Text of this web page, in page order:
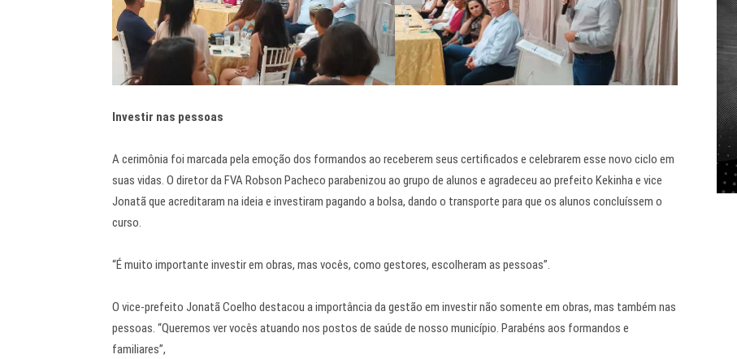
Investir nas pessoas
A cerimônia foi marcada pela emoção dos formandos ao receberem seus certificados e celebrarem esse novo ciclo em
suas vidas. O diretor da FVA Robson Pacheco parabenizou ao grupo de alunos e agradeceu ao prefeito Kekinha e vice
Jonatã que acreditaram na ideia e investiram pagando a bolsa, dando o transporte para que os alunos concluíssem o
curso.
“É muito importante investir em obras, mas vocês, como gestores, escolheram as pessoas”.
O vice-prefeito Jonatã Coelho destacou a importância da gestão em investir não somente em obras, mas também nas
pessoas. “Queremos ver vocês atuando nos postos de saúde de nosso município. Parabéns aos formandos e
familiares”,